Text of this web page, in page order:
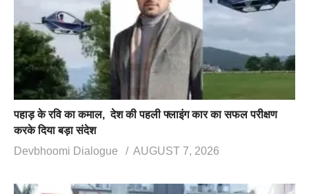
पहाड़ के रवि का कमाल, देश की पहली फ्लाइंग कार का सफल परीक्षण
करके दिया बड़ा संदेश
Devbhoomi Dialogue
AUGUST 7, 2026